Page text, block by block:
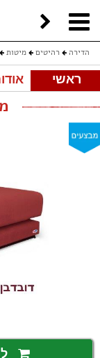
הדירה רהיטים מיטות
ראשי